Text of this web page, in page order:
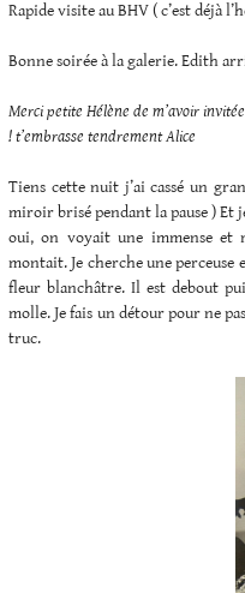
Rapide visite au BHV ( c’est déjà
Bonne soirée à la galerie. Edith
Merci petite Hélène de m’avoir
! t’embrasse tendrement Alice
Tiens cette nuit j’ai cassé un
miroir brisé pendant la pause ) Et
oui, on voyait une immense et
montait. Je cherche une perceuse
fleur blanchâtre. Il est debout
molle. Je fais un détour pour ne
truc.